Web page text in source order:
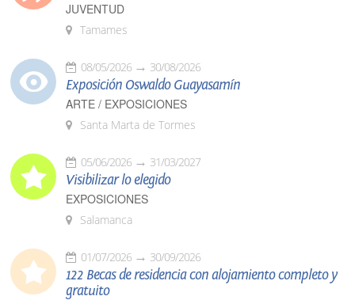
JUVENTUD
Tamames
08/05/2026 30/08/2026
Exposición Oswaldo Guayasamín
ARTE / EXPOSICIONES
Santa Marta de Tormes
05/06/2026 31/03/2027
Visibilizar lo elegido
EXPOSICIONES
Salamanca
01/07/2026 30/09/2026
122 Becas de residencia con alojamiento completo y
gratuito